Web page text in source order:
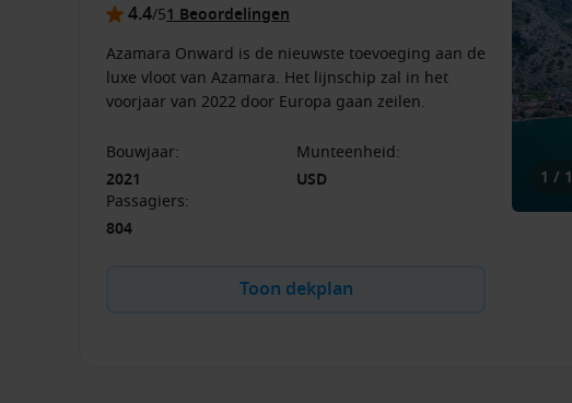
1 /
4.4/51 Beoordelingen
Azamara Onward is de nieuwste toevoeging aan de
luxe vloot van Azamara. Het lijnschip zal in het
voorjaar van 2022 door Europa gaan zeilen.
Bouwjaar:
2021
Munteenheid:
USD
Passagiers:
804
Toon dekplan